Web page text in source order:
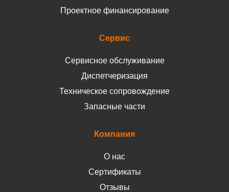
Проектное финансирование
Сервис
Сервисное обслуживание
Диспетчеризация
Техническое сопровождение
Запасные части
Компания
О нас
Сертификаты
Отзывы